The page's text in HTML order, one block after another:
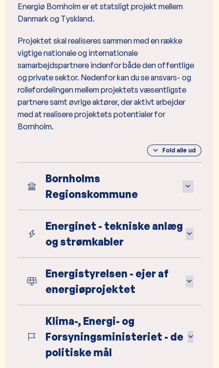
Energiø Bornholm er et statsligt projekt mellem
Danmark og Tyskland.
Projektet skal realiseres sammen med en række
vigtige nationale og internationale
samarbejdspartnere indenfor både den offentlige
og private sektor. Nedenfor kan du se ansvars- og
rollefordelingen mellem projektets væsentligste
partnere samt øvrige aktører, der aktivt arbejder
med at realisere projektets potentialer for
Bornholm.​
Fold alle ud
Bornholms
Regionskommune
Energinet - tekniske anlæg
og strømkabler​​
Energistyrelsen - ejer af
energiøprojektet
Klima-, Energi- og
Forsyningsministeriet - de
politiske mål